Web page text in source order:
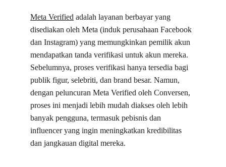
Meta Verified adalah layanan berbayar yang
disediakan oleh Meta (induk perusahaan Facebook
dan Instagram) yang memungkinkan pemilik akun
mendapatkan tanda verifikasi untuk akun mereka.
Sebelumnya, proses verifikasi hanya tersedia bagi
publik figur, selebriti, dan brand besar. Namun,
dengan peluncuran Meta Verified oleh Conversen,
proses ini menjadi lebih mudah diakses oleh lebih
banyak pengguna, termasuk pebisnis dan
influencer yang ingin meningkatkan kredibilitas
dan jangkauan digital mereka.